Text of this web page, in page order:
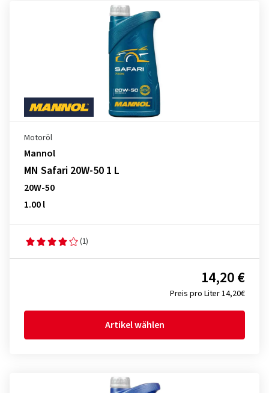
Motoröl
Mannol
MN Safari 20W-50 1 L
20W-50
1.00 l
(1)
Preis pro Liter 14,20€
14,20 €
Artikel wählen